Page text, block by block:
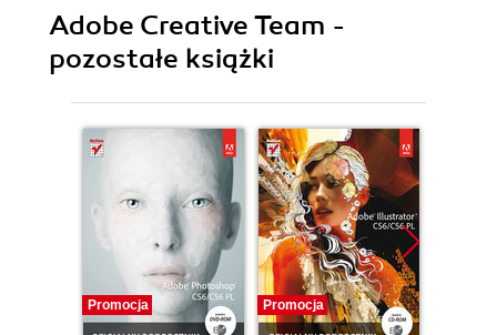
Adobe Creative Team -
pozostałe książki
Promocja Promocja